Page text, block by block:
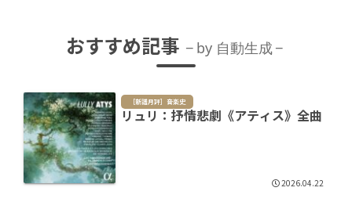
おすすめ記事 by 自動生成
［新譜月評］音楽史
リュリ：抒情悲劇《アティス》全曲
2026.04.22